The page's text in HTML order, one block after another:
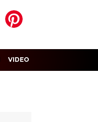
VIDEO